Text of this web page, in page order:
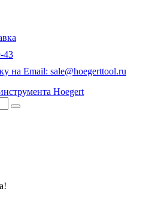
43
на Email: sale@hoegerttool.ru